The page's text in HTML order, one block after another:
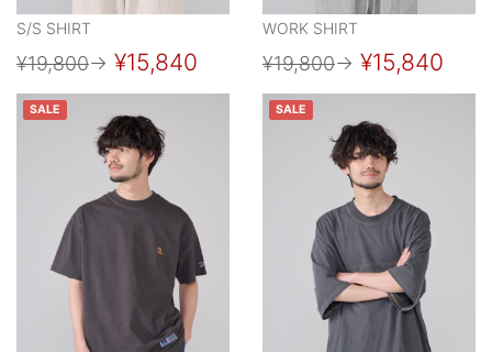
S/S SHIRT
¥19,800→ ¥15,840
WORK SHIRT
¥19,800→ ¥15,840
SALE SALE